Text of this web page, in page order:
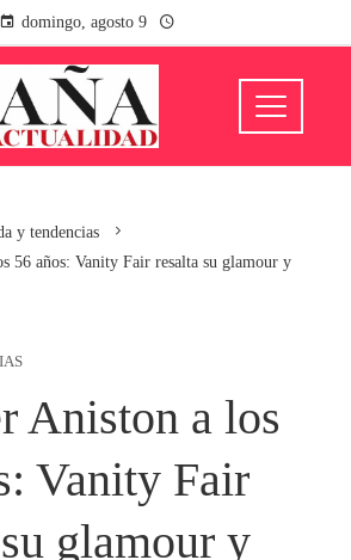
domingo, agosto 9
y tendencias
56 años: Vanity Fair resalta su glamour y
Aniston a los
Vanity Fair
glamour y